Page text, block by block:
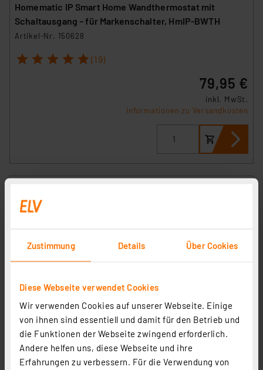
Zustimmung Details Über Cookies
Diese Webseite verwendet Cookies
Wir verwenden Cookies auf unserer Webseite. Einige
von ihnen sind essentiell und damit für den Betrieb und
die Funktionen der Webseite zwingend erforderlich.
Andere helfen uns, diese Webseite und ihre
Erfahrungen zu verbessern. Für die Verwendung von
Homematic IP Smart Home Wandthermostat mit
Schaltausgang – für Markenschalter, HmIP-BWTH
Artikel-Nr. 150628
1 2 3 4 5 (19)
79,95 €
inkl. MwSt.
Informationen zu Versandkosten
Smart Home Zentrale CCU3, HmIP-CCU3
Artikel-Nr. 151965
2 4 (28)